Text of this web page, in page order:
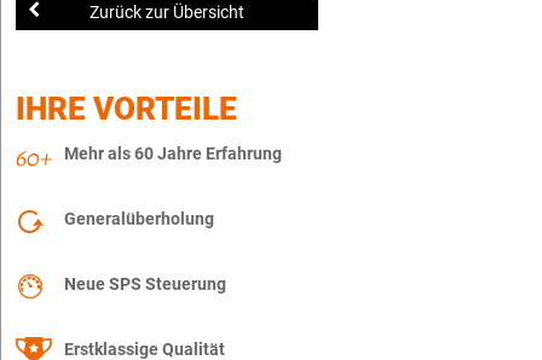
Zurück zur Übersicht
IHRE VORTEILE
Mehr als 60 Jahre Erfahrung
Generalüberholung
Neue SPS Steuerung
Erstklassige Qualität